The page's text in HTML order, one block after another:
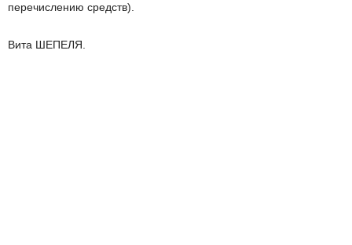
перечислению средств).
Вита ШЕПЕЛЯ.